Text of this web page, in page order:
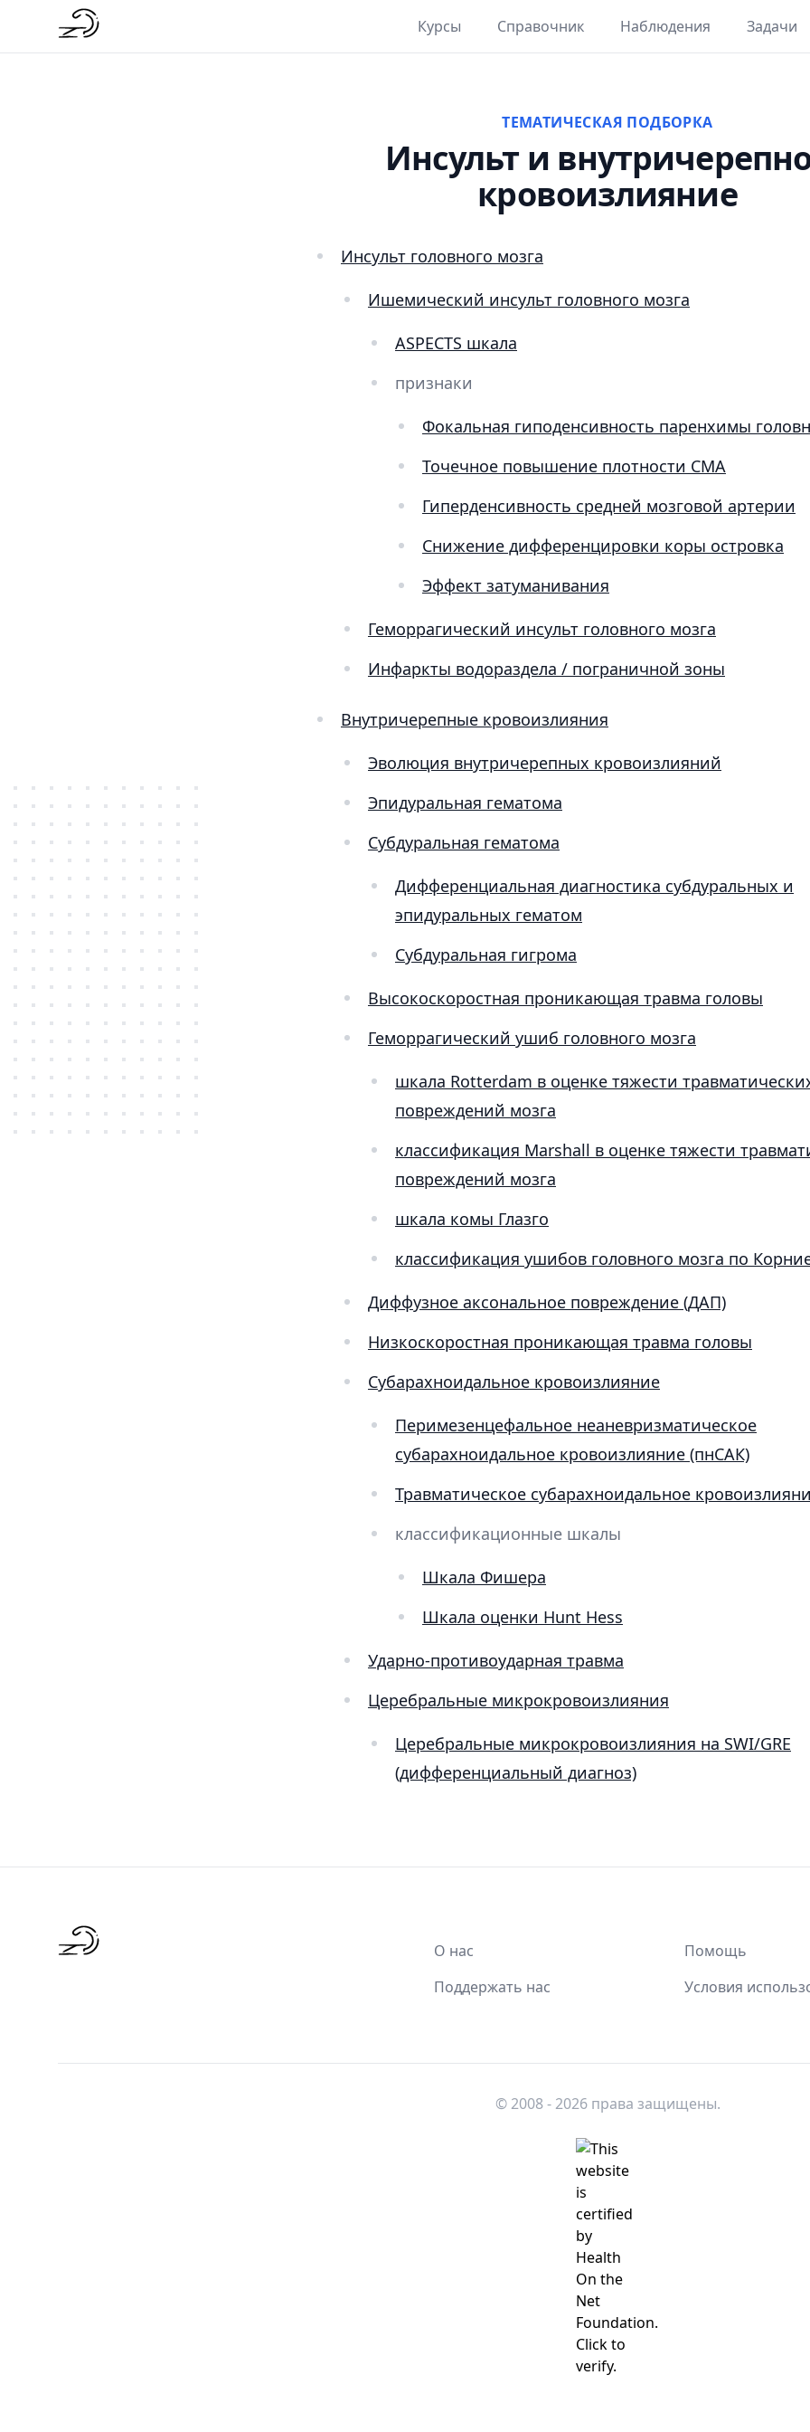
Курсы Справочник Наблюдения Задачи
ТЕМАТИЧЕСКАЯ ПОДБОРКА
Инсульт и
кровоизлияние
Инсульт головного мозга
Ишемический инсульт головного мозга
ASPECTS шкала
признаки
Фокальная гиподенсивность паренхимы
Точечное повышение плотности СМА
Гиперденсивность средней мозговой артерии
Снижение дифференцировки коры островка
Эффект затуманивания
Геморрагический инсульт головного мозга
Инфаркты водораздела / пограничной зоны​​
Внутричерепные кровоизлияния
Эволюция внутричерепных кровоизлияний
Эпидуральная гематома
Субдуральная гематома
Дифференциальная диагностика субдуральных и
эпидуральных гематом
Субдуральная гигрома
Высокоскоростная проникающая травма головы
Геморрагический ушиб головного мозга
шкала Rotterdam в оценке тяжести
повреждений мозга
классификация Marshall в оценке тяжести
повреждений мозга
шкала комы Глазго
классификация ушибов головного мозга по
Диффузное аксональное повреждение (ДАП)
Низкоскоростная проникающая травма головы
Субарахноидальное кровоизлияние
Перимезенцефальное неаневризматическое
субарахноидальное кровоизлияние (пнСАК)
Травматическое субарахноидальное
классификационные шкалы
Шкала Фишера
Шкала оценки Hunt Hess
Ударно-противоударная травма
Церебральные микрокровоизлияния
Церебральные микрокровоизлияния на SWI/GRE
(дифференциальный диагноз)
О нас
Поддержать нас
Помощь
Условия
© 2008 - 2026 права защищены.